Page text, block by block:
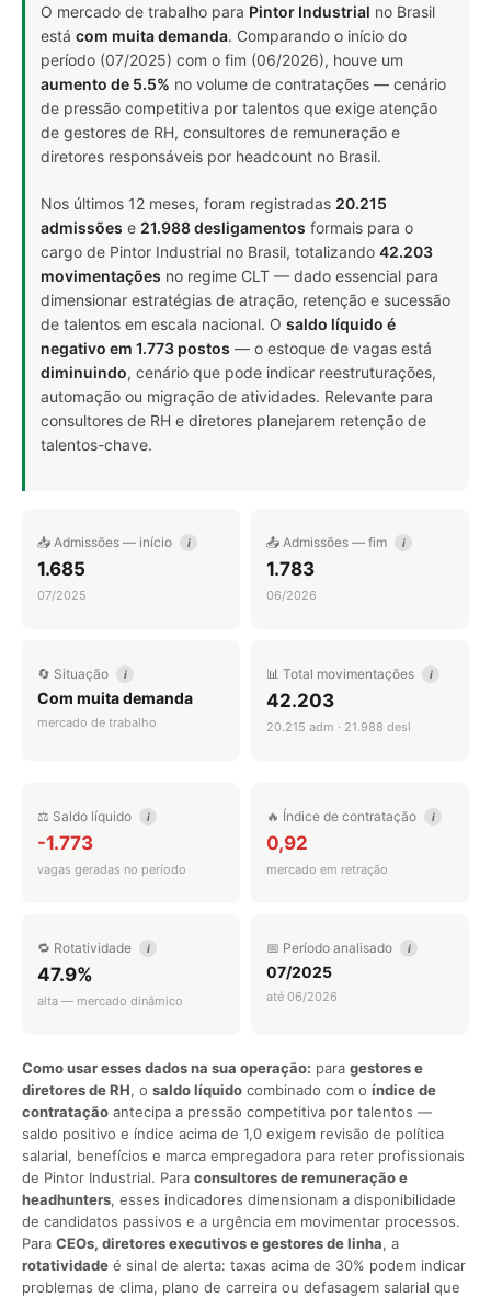
O mercado de trabalho para Pintor Industrial no Brasil
está com muita demanda. Comparando o início do
período (07/2025) com o fim (06/2026), houve um
aumento de 5.5% no volume de contratações — cenário
de pressão competitiva por talentos que exige atenção
de gestores de RH, consultores de remuneração e
diretores responsáveis por headcount no Brasil.
Nos últimos 12 meses, foram registradas 20.215
admissões e 21.988 desligamentos formais para o
cargo de Pintor Industrial no Brasil, totalizando 42.203
movimentações no regime CLT — dado essencial para
dimensionar estratégias de atração, retenção e sucessão
de talentos em escala nacional. O saldo líquido é
negativo em 1.773 postos — o estoque de vagas está
diminuindo, cenário que pode indicar reestruturações,
automação ou migração de atividades. Relevante para
consultores de RH e diretores planejarem retenção de
talentos-chave.
📥 Admissões — início i
1.685
07/2025
📤 Admissões — fim i
1.783
06/2026
🔄 Situação i
Com muita demanda
mercado de trabalho
📊 Total movimentações i
42.203
20.215 adm · 21.988 desl
⚖️ Saldo líquido i
-1.773
vagas geradas no período
🔥 Índice de contratação i
0,92
mercado em retração
🔁 Rotatividade i
47.9%
alta — mercado dinâmico
📅 Período analisado i
07/2025
até 06/2026
Como usar esses dados na sua operação: para gestores e
diretores de RH, o saldo líquido combinado com o índice de
contratação antecipa a pressão competitiva por talentos —
saldo positivo e índice acima de 1,0 exigem revisão de política
salarial, benefícios e marca empregadora para reter profissionais
de Pintor Industrial. Para consultores de remuneração e
headhunters, esses indicadores dimensionam a disponibilidade
de candidatos passivos e a urgência em movimentar processos.
Para CEOs, diretores executivos e gestores de linha, a
rotatividade é sinal de alerta: taxas acima de 30% podem indicar
problemas de clima, plano de carreira ou defasagem salarial que